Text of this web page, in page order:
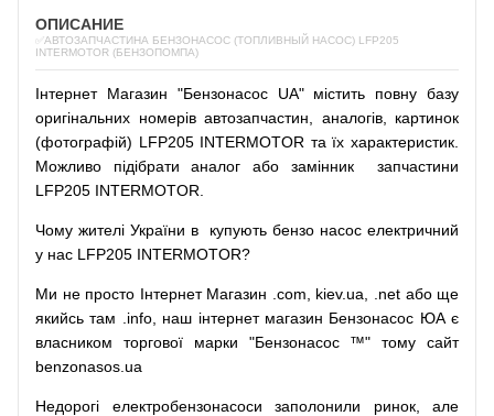
ОПИСАНИЕ
✅АВТОЗАПЧАСТИНА БЕНЗОНАСОС (ТОПЛИВНЫЙ НАСОС) LFP205
INTERMOTOR (БЕНЗОПОМПА)
Інтернет Магазин "Бензонасос UA" містить повну базу
оригінальних номерів автозапчастин аналогів,
картинок
(фотографій) LFP205 INTERMOTOR та їх характеристик.
Можливо
підібрати аналог або замінникзапчастини
LFP205 INTERMOTOR.
Чому жителі України в купують бензо насос електричний
у нас LFP205 INTERMOTOR?
Ми не просто Інтернет Магазин .com kiev.ua .net або ще
якийсь там .info, наш інтернет магазин Бензонасос ЮА є
власником
торгової марки "Бензонасос ™" тому
сайт
benzonasos.ua
Недорогі електробензонасоси заполонили ринок,
але